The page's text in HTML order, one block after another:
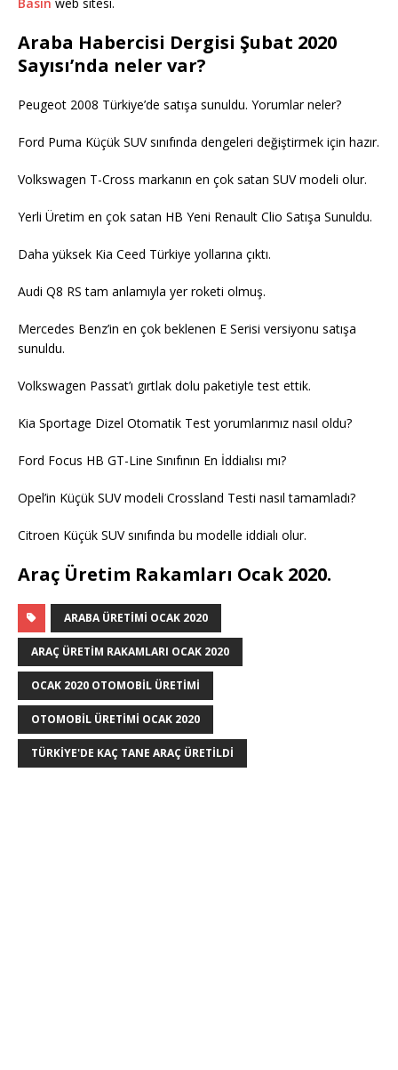
Basın web sitesi.
Araba Habercisi Dergisi Şubat 2020
Sayısı’nda neler var?
Peugeot 2008 Türkiye’de satışa sunuldu. Yorumlar neler?
Ford Puma Küçük SUV sınıfında dengeleri değiştirmek için hazır.
Volkswagen T-Cross markanın en çok satan SUV modeli olur.
Yerli Üretim en çok satan HB Yeni Renault Clio Satışa Sunuldu.
Daha yüksek Kia Ceed Türkiye yollarına çıktı.
Audi Q8 RS tam anlamıyla yer roketi olmuş.
Mercedes Benz’in en çok beklenen E Serisi versiyonu satışa
sunuldu.
Volkswagen Passat’ı gırtlak dolu paketiyle test ettik.
Kia Sportage Dizel Otomatik Test yorumlarımız nasıl oldu?
Ford Focus HB GT-Line Sınıfının En İddialısı mı?
Opel’in Küçük SUV modeli Crossland Testi nasıl tamamladı?
Citroen Küçük SUV sınıfında bu modelle iddialı olur.
Araç Üretim Rakamları Ocak 2020.
ARABA ÜRETIMI OCAK 2020
ARAÇ ÜRETIM RAKAMLARI OCAK 2020
OCAK 2020 OTOMOBIL ÜRETIMI
OTOMOBIL ÜRETIMI OCAK 2020
TÜRKIYE'DE KAÇ TANE ARAÇ ÜRETILDI